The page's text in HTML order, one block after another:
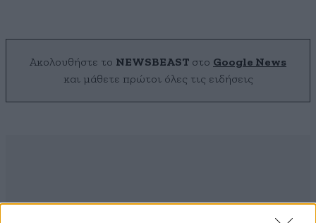
Ακολουθήστε το NEWSBEAST στο Google News
και μάθετε πρώτοι όλες τις ειδήσεις